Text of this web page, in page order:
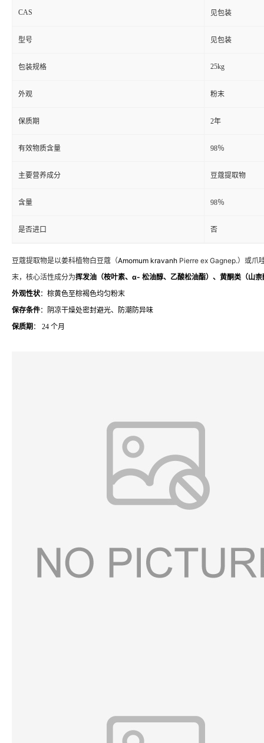
CAS 见包装
型号 见包装
包装规格 25kg
外观 粉末
保质期 2年
有效物质含量 98％
主要营养成分 豆蔻提取物
含量 98％
是否进口 否
豆蔻提取物是以姜科植物白豆蔻（Amomum kravanh Pierre ex Gagnep.）或爪
末，核心活性成分为挥发油（桉叶素、α- 松油醇、乙酸松油酯）、黄酮类（山
外观性状：棕黄色至棕褐色均匀粉末
保存条件：阴凉干燥处密封避光、防潮防异味
保质期 ： 24 个月